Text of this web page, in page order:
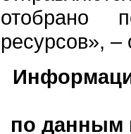
отобрано
ресурсов»,
по данным